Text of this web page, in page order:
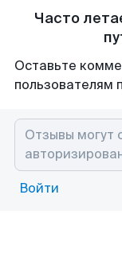
Часто
Оставьте
пользователям
Войти